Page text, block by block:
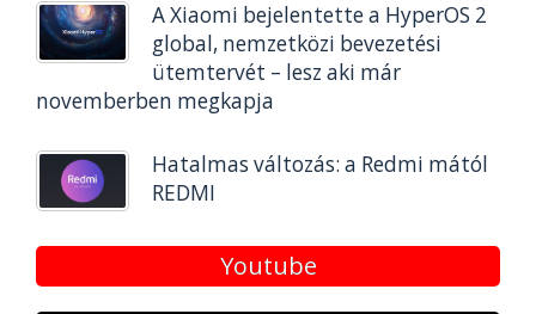
A Xiaomi bejelentette a HyperOS 2
global, nemzetközi bevezetési
ütemtervét – lesz aki már
novemberben megkapja
Hatalmas változás: a Redmi mától
REDMI
Youtube